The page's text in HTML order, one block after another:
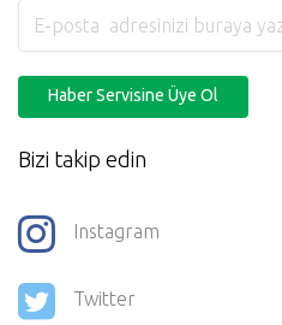
Haber Servisine Üye Ol
Bizi takip edin
Instagram
Twitter